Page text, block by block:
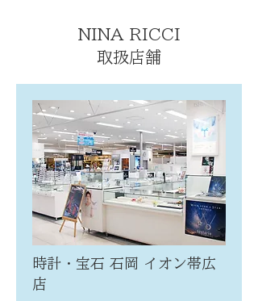
NINA RICCI
取扱店舗
時計・宝石 石岡 イオン帯広
店